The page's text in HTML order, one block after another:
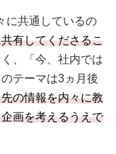
に共通しているの
有してくださるこ
、「今、社内では
テーマは3ヵ月後
の情報を内々に教
画を考えるうえで